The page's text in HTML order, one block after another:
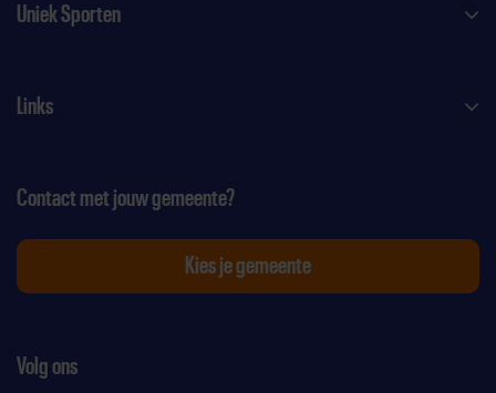
Uniek Sporten
Links
Volg ons
Contact met jouw gemeente?
Kies je gemeente